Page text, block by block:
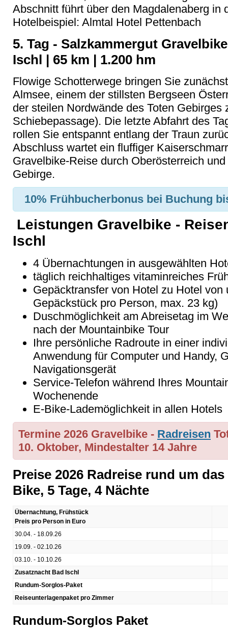
Abschnitt führt über den Magdalenaberg in
Hotelbeispiel: Almtal Hotel Pettenbach
5. Tag - Salzkammergut
Ischl | 65 km | 1.200 hm
Flowige Schotterwege bringen Sie
Almsee, einem der stillsten Bergseen
der steilen Nordwände des Toten Gebirges
Schiebepassage). Die letzte Abfahrt des
rollen Sie entspannt entlang der Traun
Abschluss wartet ein fluffiger
Gravelbike-Reise durch Oberösterreich
Gebirge.
10% Frühbucherbonus bei Buchung
Leistungen Gravelbike -
Ischl
4 Übernachtungen in ausgewählten
täglich reichhaltiges vitaminreiches
Gepäcktransfer von Hotel zu Hotel von
Gepäckstück pro Person, max. 23 kg)
Duschmöglichkeit am Abreisetag im
nach der Mountainbike Tour
Ihre persönliche Radroute in einer
Anwendung für Computer und Handy,
Navigationsgerät
Service-Telefon während Ihres
Wochenende
E-Bike-Lademöglichkeit in allen Hotels
Termine 2026 Gravelbike - Radreisen
10. Oktober, Mindestalter 14 Jahre
Preise 2026 Radreise rund um
Bike, 5 Tage, 4 Nächte
Übernachtung, Frühstück
Preis pro Person in Euro
30.04. - 18.09.26
19.09. - 02.10.26
03.10. - 10.10.26
Zusatznacht Bad Ischl
Rundum-Sorglos-Paket
Reiseunterlagenpaket pro Zimmer
Rundum-Sorglos Paket